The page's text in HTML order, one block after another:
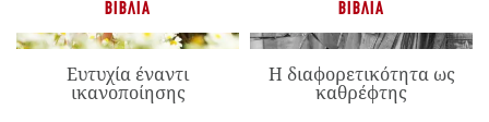
ΒΙΒΛΊΑ
Ευτυχία έναντι
ικανοποίησης
ΒΙΒΛΊΑ
Η διαφορετικότητα ως
καθρέφτης